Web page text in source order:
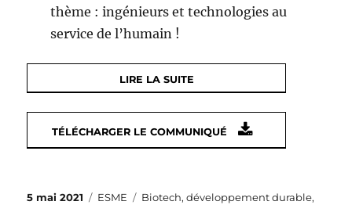
thème : ingénieurs et technologies au
service de l’humain !
LIRE LA SUITE
TÉLÉCHARGER LE COMMUNIQUÉ
Publié
5 mai 2021 Catégories
ESME Étiquettes
Biotech,développement durable,